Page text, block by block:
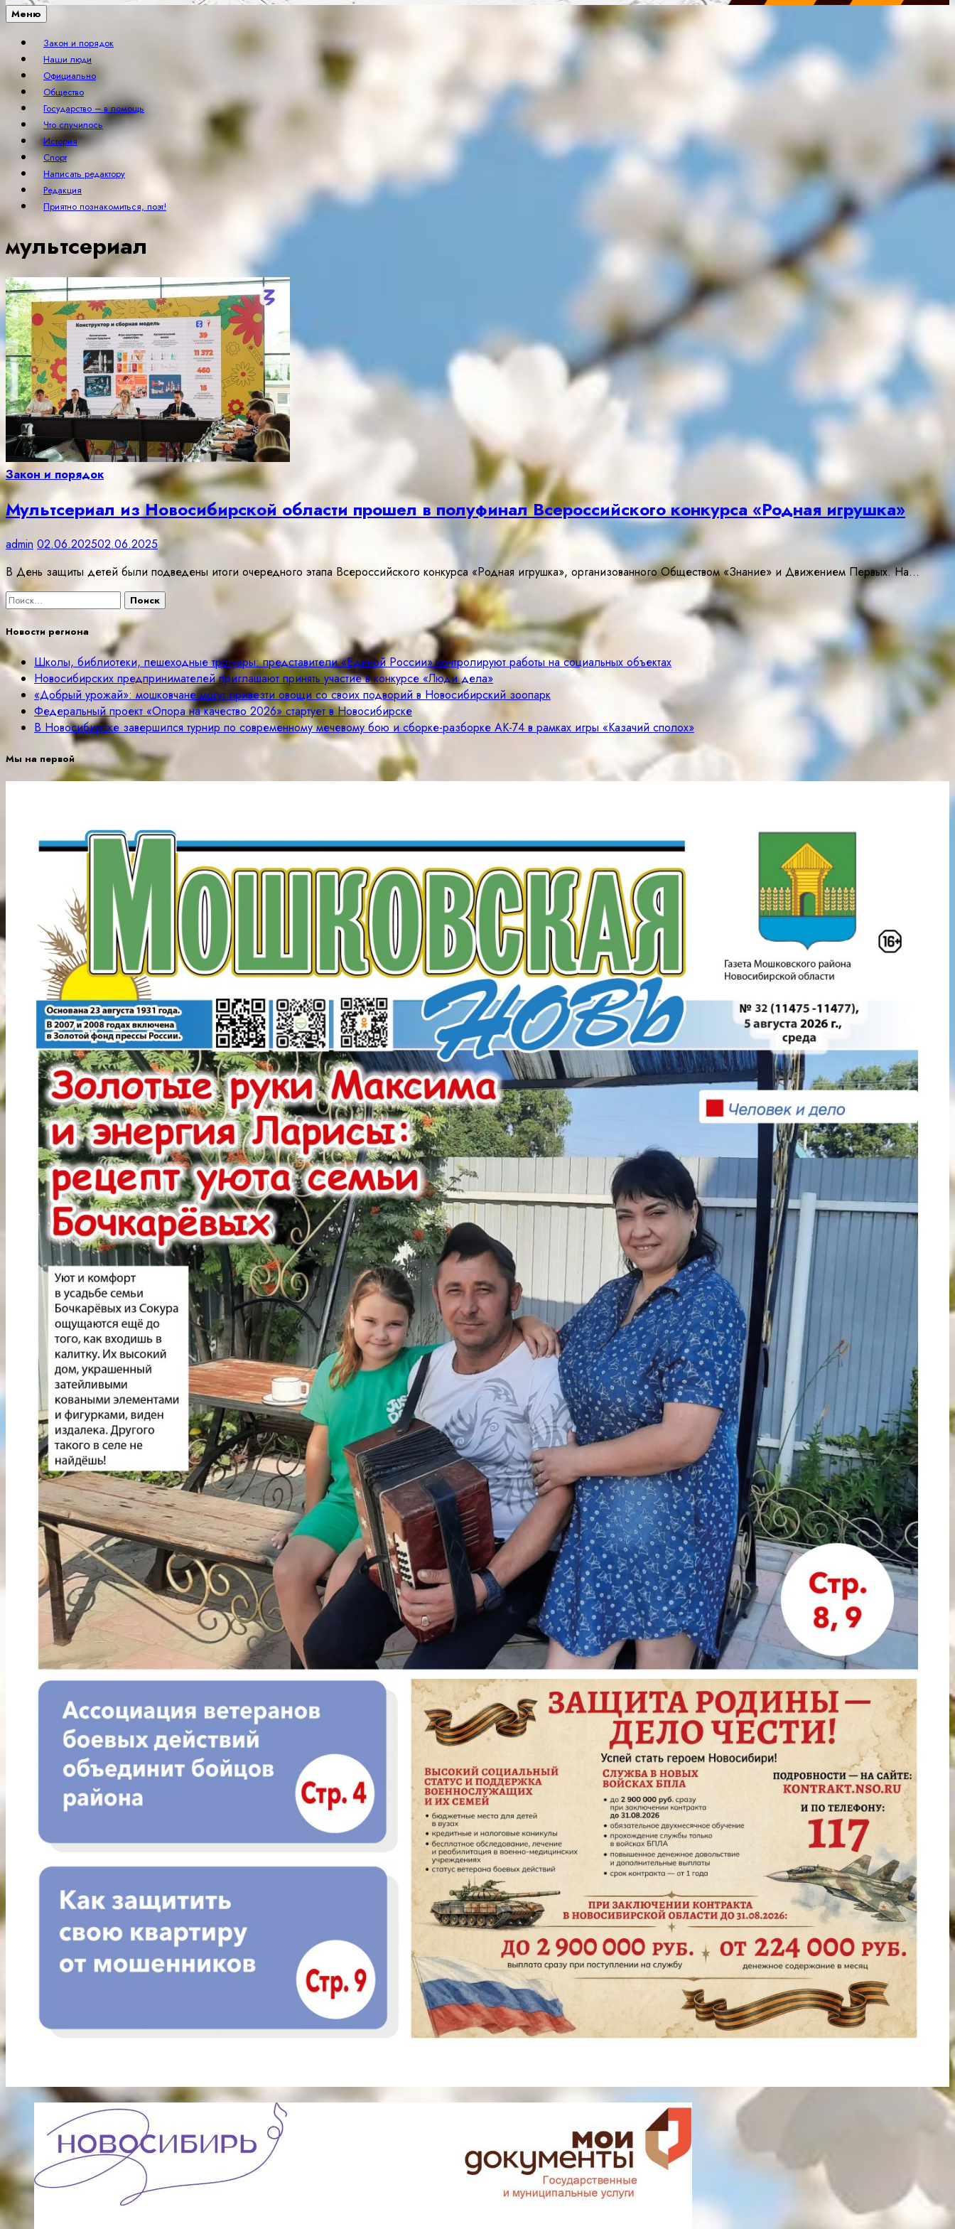
Меню
Закон и порядок
Наши люди
Официально
Общество
Государство – в помощь
Что случилось
История
Спорт
Написать редактору
Редакция
Приятно познакомиться, поэт!
мультсериал
Закон и порядок
Мультсериал из Новосибирской области прошел в полуфинал Всероссийского конкурса «Родная игрушка»
admin 02.06.202502.06.2025
В День защиты детей были подведены итоги очередного этапа Всероссийского конкурса «Родная игрушка», организованного Обществом «Знание» и Движением Первых. На…
Найти:
Новости региона
Школы, библиотеки, пешеходные тротуары: представители «Единой России» контролируют работы на социальных объектах
Новосибирских предпринимателей приглашают принять участие в конкурсе «Люди дела»
«Добрый урожай»: мошковчане могут привезти овощи со своих подворий в Новосибирский зоопарк
Федеральный проект «Опора на качество 2026» стартует в Новосибирске
В Новосибирске завершился турнир по современному мечевому бою и сборке-разборке АК-74 в рамках игры «Казачий сполох»
Мы на первой